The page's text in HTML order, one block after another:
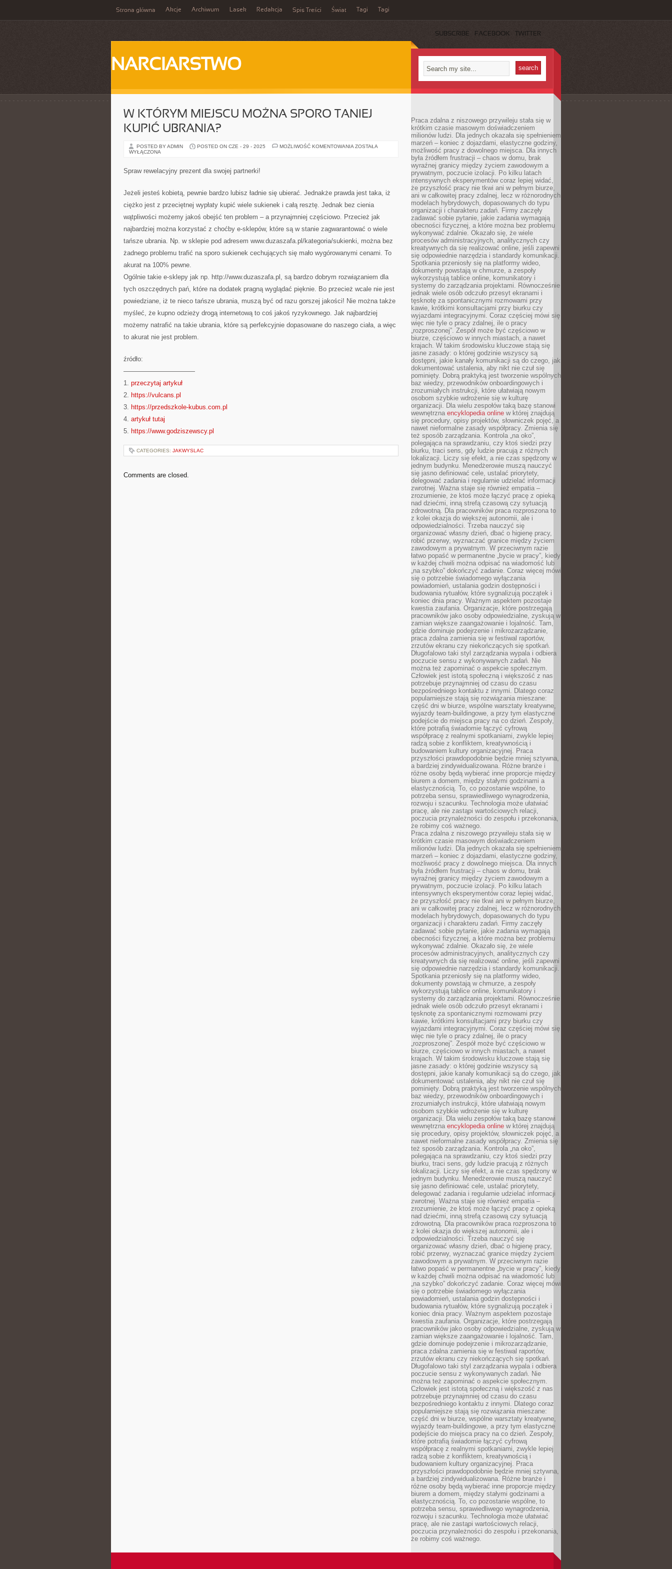
Strona główna Akcje Archiwum Lasek Redakcja Spis Treści Świat Tagi Tagi
SUBSCRIBE FACEBOOK TWITTER
NARCIARSTWO
W KTÓRYM MIEJSCU MOŻNA SPORO TANIEJ
KUPIĆ UBRANIA?
POSTED BY ADMIN POSTED ON CZE - 29 - 2025 MOŻLIWOŚĆ KOMENTOWANIA W
ZOSTAŁA
WYŁĄCZONA
Spraw rewelacyjny prezent dla swojej partnerki!
Jeżeli jesteś kobietą, pewnie bardzo lubisz ładnie się ubierać. Jednakże prawda jest taka, iż
ciężko jest z przeciętnej wypłaty kupić wiele sukienek i całą resztę. Jednak bez cienia
wątpliwości możemy jakoś obejść ten problem – a przynajmniej częściowo. Przecież jak
najbardziej można korzystać z choćby e-sklepów, które są w stanie zagwarantować o wiele
tańsze ubrania. Np. w sklepie pod adresem www.duzaszafa.pl/kategoria/sukienki, można bez
żadnego problemu trafić na sporo sukienek cechujących się mało wygórowanymi cenami. To
akurat na 100% pewne.
Ogólnie takie e-sklepy jak np. http://www.duzaszafa.pl, są bardzo dobrym rozwiązaniem dla
tych oszczędnych pań, które na dodatek pragną wyglądać pięknie. Bo przecież wcale nie jest
powiedziane, iż te nieco tańsze ubrania, muszą być od razu gorszej jakości! Nie można także
myśleć, że kupno odzieży drogą internetową to coś jakoś ryzykownego. Jak najbardziej
możemy natrafić na takie ubrania, które są perfekcyjnie dopasowane do naszego ciała, a więc
to akurat nie jest problem.
źródło:
———————————
1. przeczytaj artykuł
2. https://vulcans.pl
3. https://przedszkole-kubus.com.pl
4. artykuł tutaj
5. https://www.godziszewscy.pl
CATEGORIES: JAKWYSLAC
Comments are closed.
Praca zdalna z niszowego przywileju stała się w
krótkim czasie masowym doświadczeniem
milionów ludzi. Dla jednych okazała się spełnieniem
marzeń – koniec z dojazdami, elastyczne godziny,
możliwość pracy z dowolnego miejsca. Dla innych
była źródłem frustracji – chaos w domu, brak
wyraźnej granicy między życiem zawodowym a
prywatnym, poczucie izolacji. Po kilku latach
intensywnych eksperymentów coraz lepiej widać,
że przyszłość pracy nie tkwi ani w pełnym biurze,
ani w całkowitej pracy zdalnej, lecz w różnorodnych
modelach hybrydowych, dopasowanych do typu
organizacji i charakteru zadań. Firmy zaczęły
zadawać sobie pytanie, jakie zadania wymagają
obecności fizycznej, a które można bez problemu
wykonywać zdalnie. Okazało się, że wiele
procesów administracyjnych, analitycznych czy
kreatywnych da się realizować online, jeśli zapewni
się odpowiednie narzędzia i standardy komunikacji.
Spotkania przeniosły się na platformy wideo,
dokumenty powstają w chmurze, a zespoły
wykorzystują tablice online, komunikatory i
systemy do zarządzania projektami. Równocześnie
jednak wiele osób odczuło przesyt ekranami i
tęsknotę za spontanicznymi rozmowami przy
kawie, krótkimi konsultacjami przy biurku czy
wyjazdami integracyjnymi. Coraz częściej mówi się
więc nie tyle o pracy zdalnej, ile o pracy
„rozproszonej”. Zespół może być częściowo w
biurze, częściowo w innych miastach, a nawet
krajach. W takim środowisku kluczowe stają się
jasne zasady: o której godzinie wszyscy są
dostępni, jakie kanały komunikacji są do czego, jak
dokumentować ustalenia, aby nikt nie czuł się
pominięty. Dobrą praktyką jest tworzenie wspólnych
baz wiedzy, przewodników onboardingowych i
zrozumiałych instrukcji, które ułatwiają nowym
osobom szybkie wdrożenie się w kulturę
organizacji. Dla wielu zespołów taką bazę stanowi
wewnętrzna encyklopedia online w której znajdują
się procedury, opisy projektów, słowniczek pojęć, a
nawet nieformalne zasady współpracy. Zmienia się
też sposób zarządzania. Kontrola „na oko”,
polegająca na sprawdzaniu, czy ktoś siedzi przy
biurku, traci sens, gdy ludzie pracują z różnych
lokalizacji. Liczy się efekt, a nie czas spędzony w
jednym budynku. Menedżerowie muszą nauczyć
się jasno definiować cele, ustalać priorytety,
delegować zadania i regularnie udzielać informacji
zwrotnej. Ważna staje się również empatia –
zrozumienie, że ktoś może łączyć pracę z opieką
nad dziećmi, inną strefą czasową czy sytuacją
zdrowotną. Dla pracowników praca rozproszona to
z kolei okazja do większej autonomii, ale i
odpowiedzialności. Trzeba nauczyć się
organizować własny dzień, dbać o higienę pracy,
robić przerwy, wyznaczać granice między życiem
zawodowym a prywatnym. W przeciwnym razie
łatwo popaść w permanentne „bycie w pracy”, kiedy
w każdej chwili można odpisać na wiadomość lub
„na szybko” dokończyć zadanie. Coraz więcej mówi
się o potrzebie świadomego wyłączania
powiadomień, ustalania godzin dostępności i
budowania rytuałów, które sygnalizują początek i
koniec dnia pracy. Ważnym aspektem pozostaje
kwestia zaufania. Organizacje, które postrzegają
pracowników jako osoby odpowiedzialne, zyskują w
zamian większe zaangażowanie i lojalność. Tam,
gdzie dominuje podejrzenie i mikrozarządzanie,
praca zdalna zamienia się w festiwal raportów,
zrzutów ekranu czy niekończących się spotkań.
Długofalowo taki styl zarządzania wypala i odbiera
poczucie sensu z wykonywanych zadań. Nie
można też zapominać o aspekcie społecznym.
Człowiek jest istotą społeczną i większość z nas
potrzebuje przynajmniej od czasu do czasu
bezpośredniego kontaktu z innymi. Dlatego coraz
popularniejsze stają się rozwiązania mieszane:
część dni w biurze, wspólne warsztaty kreatywne,
wyjazdy team-buildingowe, a przy tym elastyczne
podejście do miejsca pracy na co dzień. Zespoły,
które potrafią świadomie łączyć cyfrową
współpracę z realnymi spotkaniami, zwykle lepiej
radzą sobie z konfliktem, kreatywnością i
budowaniem kultury organizacyjnej. Praca
przyszłości prawdopodobnie będzie mniej sztywna,
a bardziej zindywidualizowana. Różne branże i
różne osoby będą wybierać inne proporcje między
biurem a domem, między stałymi godzinami a
elastycznością. To, co pozostanie wspólne, to
potrzeba sensu, sprawiedliwego wynagrodzenia,
rozwoju i szacunku. Technologia może ułatwiać
pracę, ale nie zastąpi wartościowych relacji,
poczucia przynależności do zespołu i przekonania,
że robimy coś ważnego.
Praca zdalna z niszowego przywileju stała się w
krótkim czasie masowym doświadczeniem
milionów ludzi. Dla jednych okazała się spełnieniem
marzeń – koniec z dojazdami, elastyczne godziny,
możliwość pracy z dowolnego miejsca. Dla innych
była źródłem frustracji – chaos w domu, brak
wyraźnej granicy między życiem zawodowym a
prywatnym, poczucie izolacji. Po kilku latach
intensywnych eksperymentów coraz lepiej widać,
że przyszłość pracy nie tkwi ani w pełnym biurze,
ani w całkowitej pracy zdalnej, lecz w różnorodnych
modelach hybrydowych, dopasowanych do typu
organizacji i charakteru zadań. Firmy zaczęły
zadawać sobie pytanie, jakie zadania wymagają
obecności fizycznej, a które można bez problemu
wykonywać zdalnie. Okazało się, że wiele
procesów administracyjnych, analitycznych czy
kreatywnych da się realizować online, jeśli zapewni
się odpowiednie narzędzia i standardy komunikacji.
Spotkania przeniosły się na platformy wideo,
dokumenty powstają w chmurze, a zespoły
wykorzystują tablice online, komunikatory i
systemy do zarządzania projektami. Równocześnie
jednak wiele osób odczuło przesyt ekranami i
tęsknotę za spontanicznymi rozmowami przy
kawie, krótkimi konsultacjami przy biurku czy
wyjazdami integracyjnymi. Coraz częściej mówi się
więc nie tyle o pracy zdalnej, ile o pracy
„rozproszonej”. Zespół może być częściowo w
biurze, częściowo w innych miastach, a nawet
krajach. W takim środowisku kluczowe stają się
jasne zasady: o której godzinie wszyscy są
dostępni, jakie kanały komunikacji są do czego, jak
dokumentować ustalenia, aby nikt nie czuł się
pominięty. Dobrą praktyką jest tworzenie wspólnych
baz wiedzy, przewodników onboardingowych i
zrozumiałych instrukcji, które ułatwiają nowym
osobom szybkie wdrożenie się w kulturę
organizacji. Dla wielu zespołów taką bazę stanowi
wewnętrzna encyklopedia online w której znajdują
się procedury, opisy projektów, słowniczek pojęć, a
nawet nieformalne zasady współpracy. Zmienia się
też sposób zarządzania. Kontrola „na oko”,
polegająca na sprawdzaniu, czy ktoś siedzi przy
biurku, traci sens, gdy ludzie pracują z różnych
lokalizacji. Liczy się efekt, a nie czas spędzony w
jednym budynku. Menedżerowie muszą nauczyć
się jasno definiować cele, ustalać priorytety,
delegować zadania i regularnie udzielać informacji
zwrotnej. Ważna staje się również empatia –
zrozumienie, że ktoś może łączyć pracę z opieką
nad dziećmi, inną strefą czasową czy sytuacją
zdrowotną. Dla pracowników praca rozproszona to
z kolei okazja do większej autonomii, ale i
odpowiedzialności. Trzeba nauczyć się
organizować własny dzień, dbać o higienę pracy,
robić przerwy, wyznaczać granice między życiem
zawodowym a prywatnym. W przeciwnym razie
łatwo popaść w permanentne „bycie w pracy”, kiedy
w każdej chwili można odpisać na wiadomość lub
„na szybko” dokończyć zadanie. Coraz więcej mówi
się o potrzebie świadomego wyłączania
powiadomień, ustalania godzin dostępności i
budowania rytuałów, które sygnalizują początek i
koniec dnia pracy. Ważnym aspektem pozostaje
kwestia zaufania. Organizacje, które postrzegają
pracowników jako osoby odpowiedzialne, zyskują w
zamian większe zaangażowanie i lojalność. Tam,
gdzie dominuje podejrzenie i mikrozarządzanie,
praca zdalna zamienia się w festiwal raportów,
zrzutów ekranu czy niekończących się spotkań.
Długofalowo taki styl zarządzania wypala i odbiera
poczucie sensu z wykonywanych zadań. Nie
można też zapominać o aspekcie społecznym.
Człowiek jest istotą społeczną i większość z nas
potrzebuje przynajmniej od czasu do czasu
bezpośredniego kontaktu z innymi. Dlatego coraz
popularniejsze stają się rozwiązania mieszane:
część dni w biurze, wspólne warsztaty kreatywne,
wyjazdy team-buildingowe, a przy tym elastyczne
podejście do miejsca pracy na co dzień. Zespoły,
które potrafią świadomie łączyć cyfrową
współpracę z realnymi spotkaniami, zwykle lepiej
radzą sobie z konfliktem, kreatywnością i
budowaniem kultury organizacyjnej. Praca
przyszłości prawdopodobnie będzie mniej sztywna,
a bardziej zindywidualizowana. Różne branże i
różne osoby będą wybierać inne proporcje między
biurem a domem, między stałymi godzinami a
elastycznością. To, co pozostanie wspólne, to
potrzeba sensu, sprawiedliwego wynagrodzenia,
rozwoju i szacunku. Technologia może ułatwiać
pracę, ale nie zastąpi wartościowych relacji,
poczucia przynależności do zespołu i przekonania,
że robimy coś ważnego.